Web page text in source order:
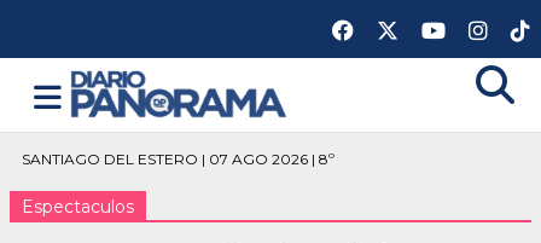
SANTIAGO DEL ESTERO | 07 AGO 2026 | 8º
Espectaculos